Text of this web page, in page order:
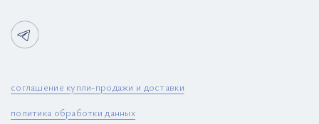
соглашение купли-продажи и доставки
политика обработки данных